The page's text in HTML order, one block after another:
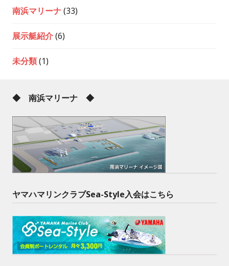
南浜マリーナ(33)
展示艇紹介(6)
未分類(1)
◆ 南浜マリーナ ◆
ヤマハマリンクラブSea-Style入会はこちら